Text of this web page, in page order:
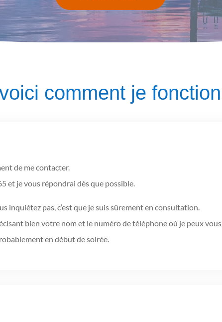
comment je
de me contacter.
et je vous répondrai dès que possible.
inquiétez pas, c’est que je suis sûrement en consultation.
bien votre nom et le numéro de téléphone où je peux
en début de soirée.